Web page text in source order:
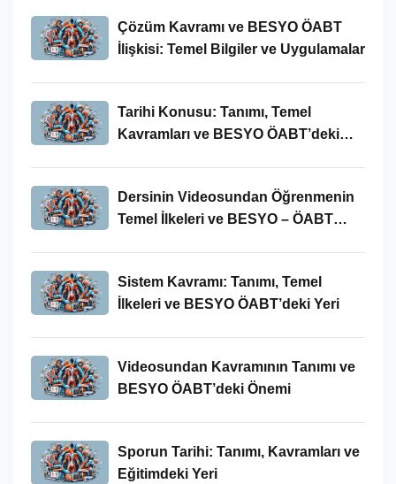
Çözüm Kavramı ve BESYO ÖABT
İlişkisi: Temel Bilgiler ve Uygulamalar
Tarihi Konusu: Tanımı, Temel
Kavramları ve BESYO ÖABT’deki
Dersinin Videosundan Öğrenmenin
Temel İlkeleri ve BESYO – ÖABT
Sistem Kavramı: Tanımı, Temel
İlkeleri ve BESYO ÖABT’deki Yeri
Videosundan Kavramının Tanımı ve
BESYO ÖABT’deki Önemi
Sporun Tarihi: Tanımı, Kavramları ve
Eğitimdeki Yeri